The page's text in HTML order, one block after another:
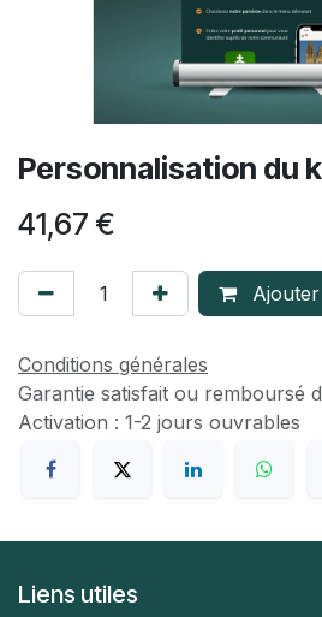
Personnalisation du
41,67 €
Conditions générales
Garantie satisfait ou remboursé
Activation : 1-2 jours ouvrables
Liens utiles